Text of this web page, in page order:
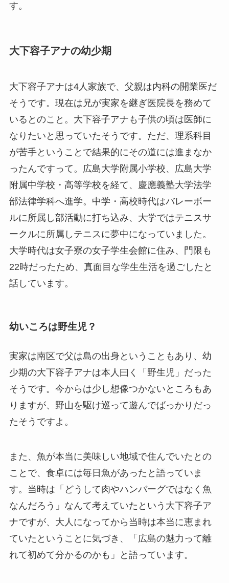
す。
大下容子アナの幼少期
大下容子アナは4人家族で、父親は内科の開業医だ
そうです。現在は兄が実家を継ぎ医院長を務めて
いるとのこと。大下容子アナも子供の頃は医師に
なりたいと思っていたそうです。ただ、理系科目
が苦手ということで結果的にその道には進まなか
ったんですって。広島大学附属小学校、広島大学
附属中学校・高等学校を経て、慶應義塾大学法学
部法律学科へ進学。中学・高校時代はバレーボー
ルに所属し部活動に打ち込み、大学ではテニスサ
ークルに所属しテニスに夢中になっていました。
大学時代は女子寮の女子学生会館に住み、門限も
22時だったため、真面目な学生生活を過ごしたと
話しています。
幼いころは野生児？
実家は南区で父は島の出身ということもあり、幼
少期の大下容子アナは本人曰く「野生児」だった
そうです。今からは少し想像つかないところもあ
りますが、野山を駆け巡って遊んでばっかりだっ
たそうですよ。
また、魚が本当に美味しい地域で住んでいたとの
ことで、食卓には毎日魚があったと語っていま
す。当時は「どうして肉やハンバーグではなく魚
なんだろう」なんて考えていたという大下容子ア
ナですが、大人になってから当時は本当に恵まれ
ていたということに気づき、「広島の魅力って離
れて初めて分かるのかも」と語っています。